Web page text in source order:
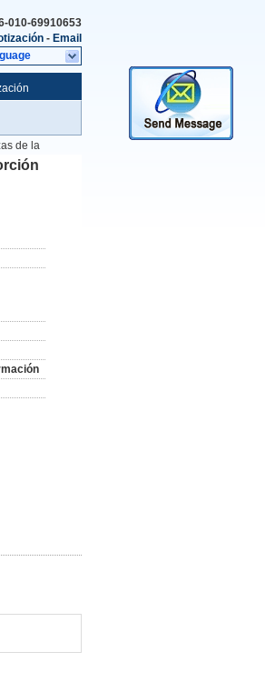
010-69910653
- Email
de la